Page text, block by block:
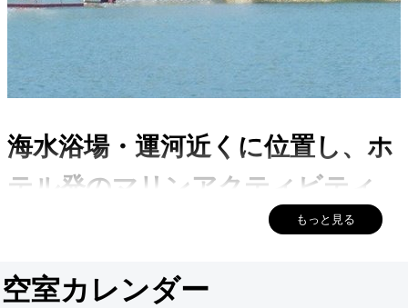
海水浴場・運河近くに位置し、ホ
テル発のマリンアクティビティ
ーもここから出発です。
素泊まりプランになります
もっと見る
空室カレンダー